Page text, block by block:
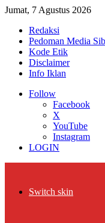
Jumat, 7 Agustus 2026
Redaksi
Pedoman Media
Kode Etik
Disclaimer
Info Iklan
Follow
Facebook
X
YouTube
Instagram
LOGIN
Switch skin